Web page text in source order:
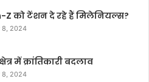
Z को टेंशन दे रहे हैं मिलेनियल्स?
8, 2024
में क्रांतिकारी बदलाव
8, 2024